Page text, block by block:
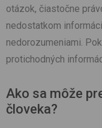
otázok, čiastočne
nedostatkom
nedorozumeniami.
protichodných
Ako sa môže
človeka?